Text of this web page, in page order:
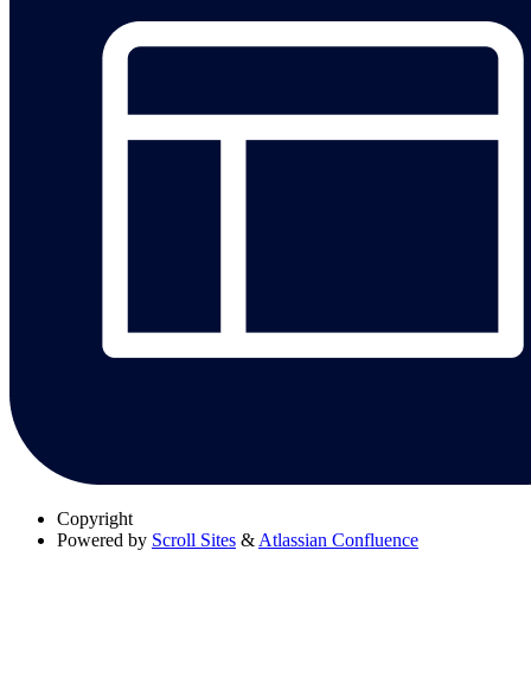
Copyright
Powered by Scroll Sites & Atlassian Confluence